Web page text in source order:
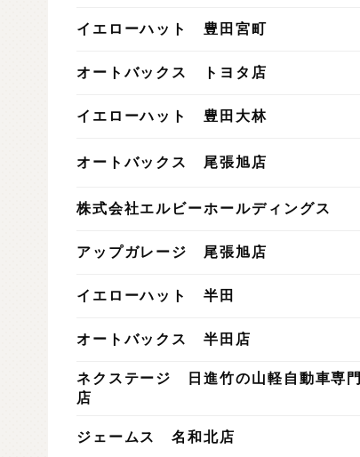
イエローハット 豊田宮町
オートバックス トヨタ店
イエローハット 豊田大林
オートバックス 尾張旭店
株式会社エルビーホールディングス
アップガレージ 尾張旭店
イエローハット 半田
オートバックス 半田店
ネクステージ 日進竹の山軽自動車専門
店
ジェームス 名和北店